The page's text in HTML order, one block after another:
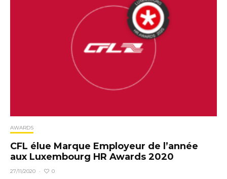
AWARDS
CFL élue Marque Employeur de l’année
aux Luxembourg HR Awards 2020
27/11/2020 · 0